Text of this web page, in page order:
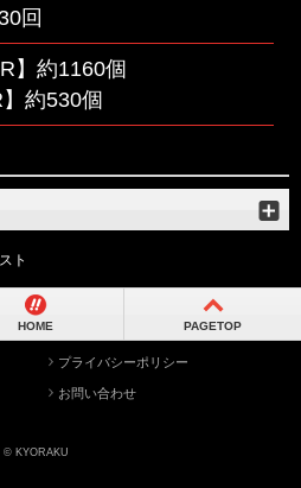
回
】約1160個
】約530個
HOME PAGETOP
プライバシーポリシー
お問い合わせ
© KYORAKU